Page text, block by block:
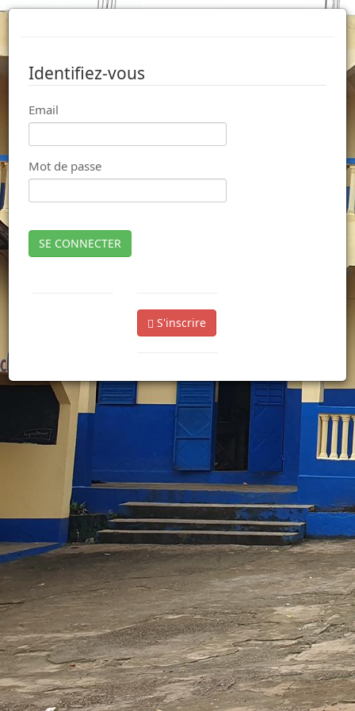
Identifiez-vous
Email
Mot de passe
SE CONNECTER
S'inscrire